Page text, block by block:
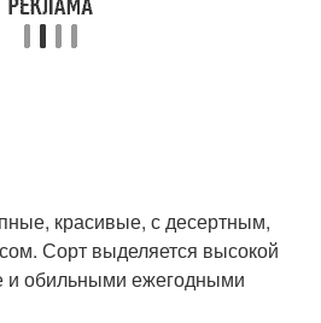
красивые, с десертным,
Сорт выделяется высокой
и обильными ежегодными